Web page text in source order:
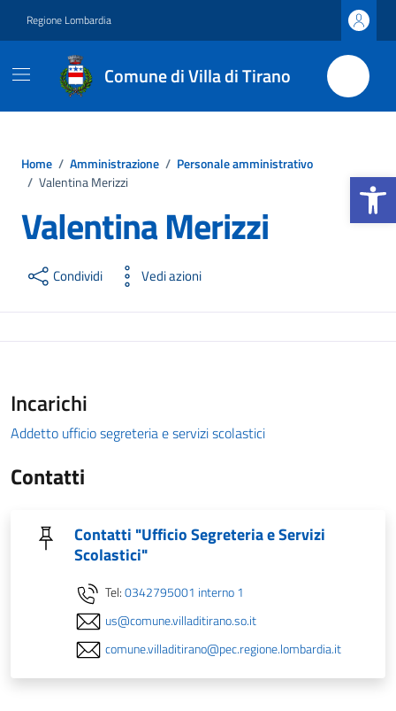
Apri la
Regione Lombardia
Comune di Villa di Tirano
Home / Amministrazione / Personale amministrativo
/ Valentina Merizzi
Valentina Merizzi
Condividi Vedi azioni
Incarichi
Addetto ufficio segreteria e servizi scolastici
Contatti
Contatti "Ufficio Segreteria e Servizi
Scolastici"
Tel:0342795001 interno 1
us@comune.villaditirano.so.it
comune.villaditirano@pec.regione.lombardia.it